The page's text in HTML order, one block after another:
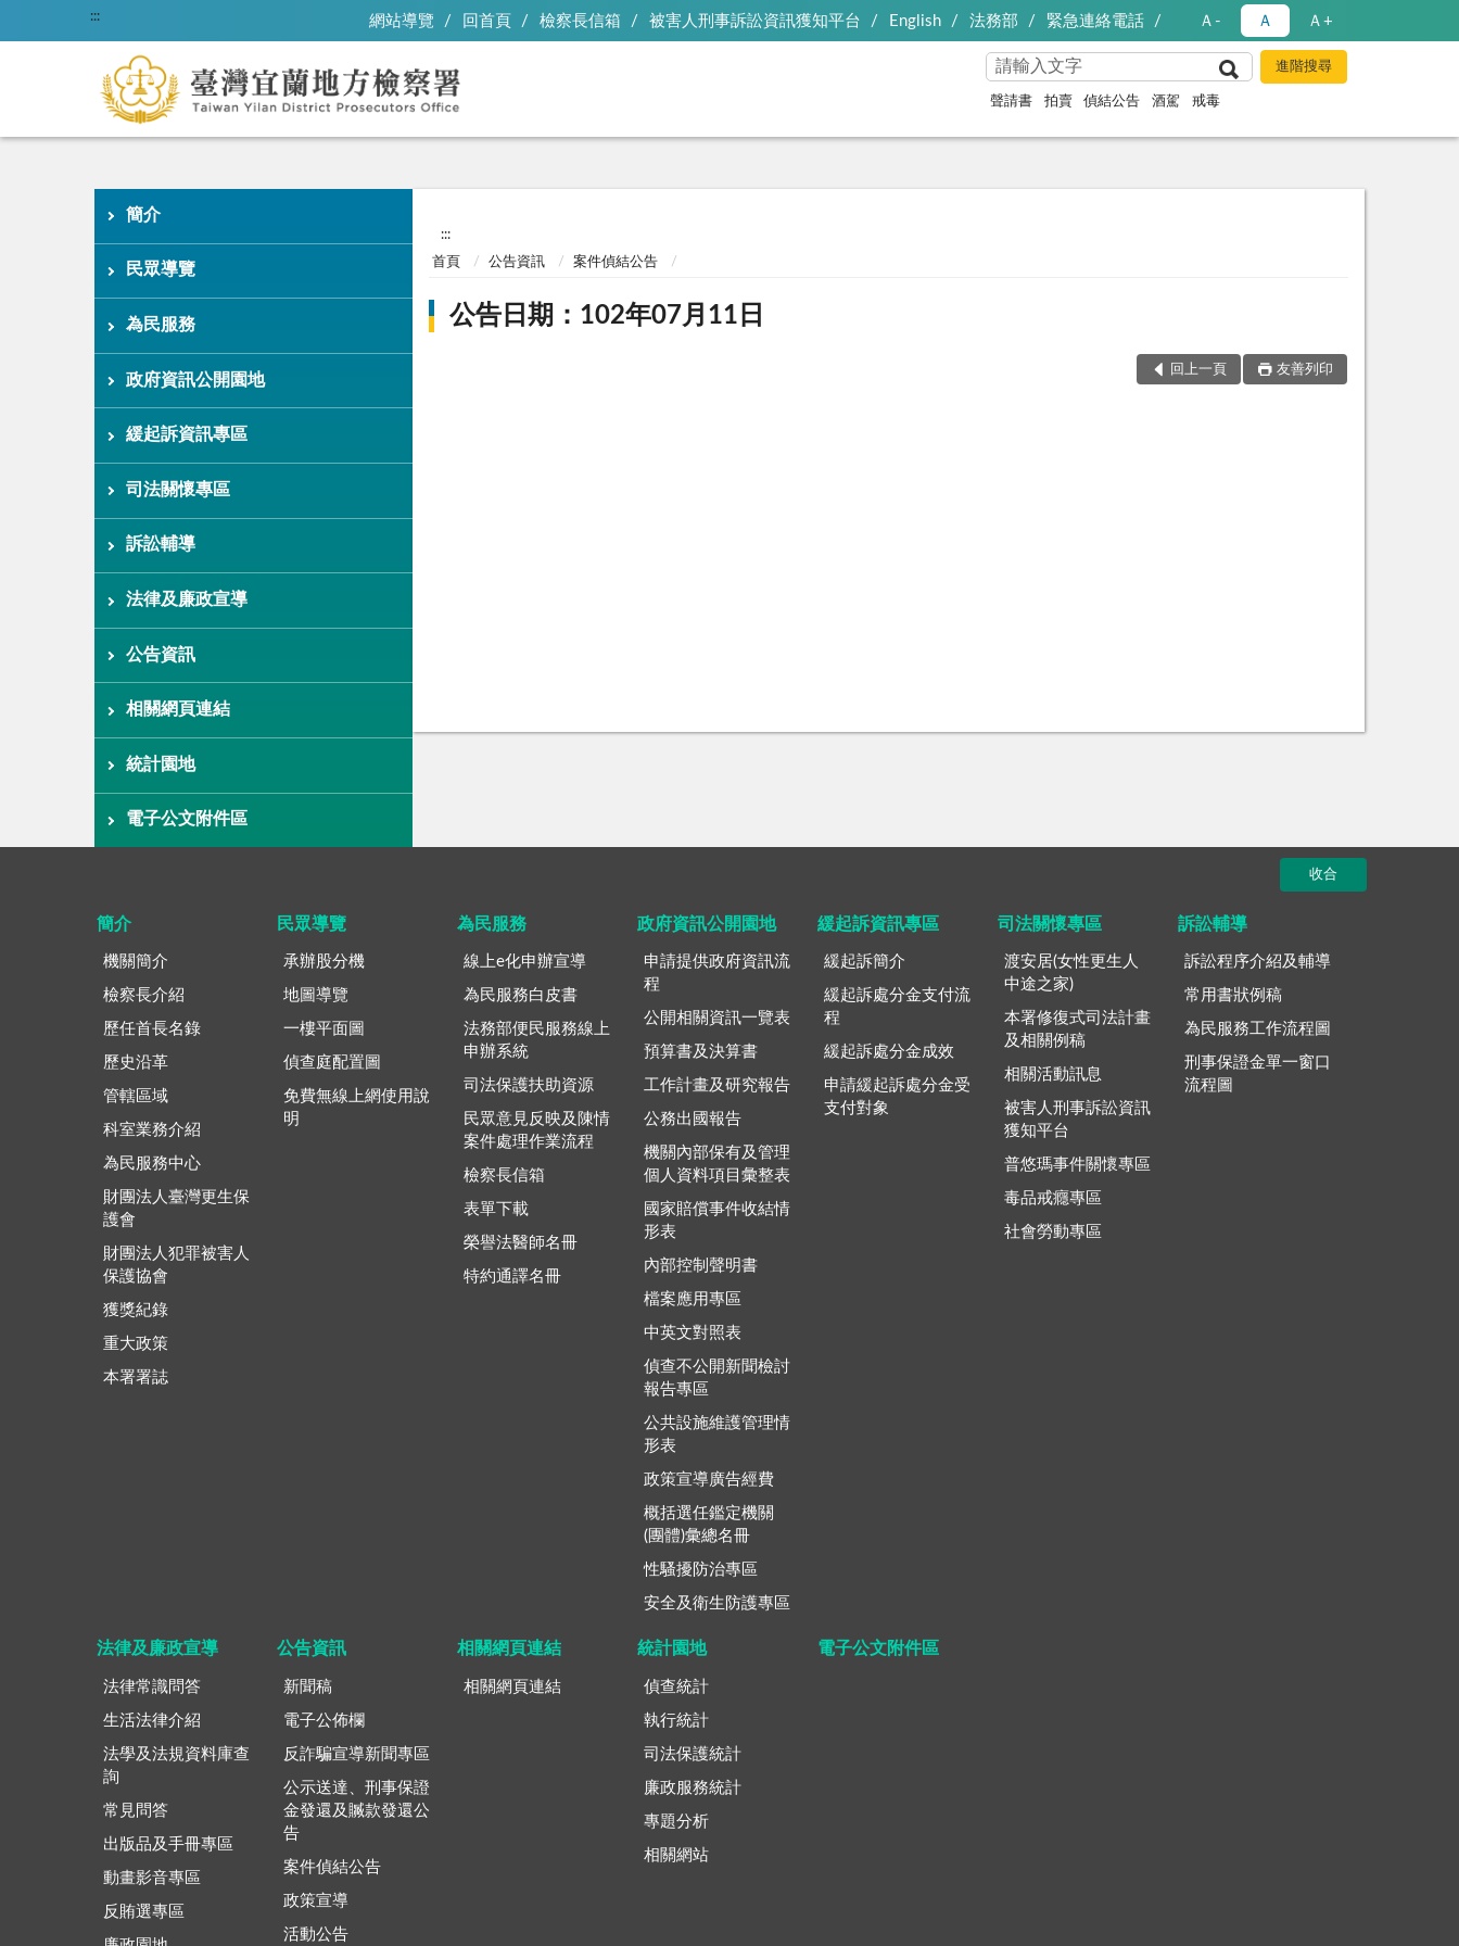
::: 網站導覽 回首頁 檢察長信箱 被害人刑事訴訟資訊獲知平台 English 法務部 緊急連絡電話 Ａ- Ａ Ａ+
聲請書 拍賣 偵結公告 酒駕 戒毒
簡介
民眾導覽
為民服務
政府資訊公開園地
緩起訴資訊專區
司法關懷專區
訴訟輔導
法律及廉政宣導
公告資訊
相關網頁連結
統計園地
電子公文附件區
:::
首頁 公告資訊 案件偵結公告
公告日期：102年07月11日
回上一頁 友善列印
收合
簡介
機關簡介
檢察長介紹
歷任首長名錄
歷史沿革
管轄區域
科室業務介紹
為民服務中心
財團法人臺灣更生保
護會
財團法人犯罪被害人
保護協會
獲獎紀錄
重大政策
本署署誌
民眾導覽
承辦股分機
地圖導覽
一樓平面圖
偵查庭配置圖
免費無線上網使用說
明
為民服務
線上e化申辦宣導
為民服務白皮書
法務部便民服務線上
申辦系統
司法保護扶助資源
民眾意見反映及陳情
案件處理作業流程
檢察長信箱
表單下載
榮譽法醫師名冊
特約通譯名冊
政府資訊公開園地
申請提供政府資訊流
程
公開相關資訊一覽表
預算書及決算書
工作計畫及研究報告
公務出國報告
機關內部保有及管理
個人資料項目彙整表
國家賠償事件收結情
形表
內部控制聲明書
檔案應用專區
中英文對照表
偵查不公開新聞檢討
報告專區
公共設施維護管理情
形表
政策宣導廣告經費
概括選任鑑定機關
(團體)彙總名冊
性騷擾防治專區
安全及衛生防護專區
緩起訴資訊專區
緩起訴簡介
緩起訴處分金支付流
程
緩起訴處分金成效
申請緩起訴處分金受
支付對象
司法關懷專區
渡安居(女性更生人
中途之家)
本署修復式司法計畫
及相關例稿
相關活動訊息
被害人刑事訴訟資訊
獲知平台
普悠瑪事件關懷專區
毒品戒癮專區
社會勞動專區
訴訟輔導
訴訟程序介紹及輔導
常用書狀例稿
為民服務工作流程圖
刑事保證金單一窗口
流程圖
法律及廉政宣導
法律常識問答
生活法律介紹
法學及法規資料庫查
詢
常見問答
出版品及手冊專區
動畫影音專區
反賄選專區
公告資訊
新聞稿
電子公佈欄
反詐騙宣導新聞專區
公示送達、刑事保證
金發還及贓款發還公
告
案件偵結公告
政策宣導
活動公告
相關網頁連結
相關網頁連結
統計園地
偵查統計
執行統計
司法保護統計
廉政服務統計
專題分析
相關網站
電子公文附件區